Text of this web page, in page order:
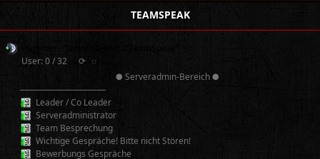
TEAMSPEAK
User: 0 / 32
⟳ ◌
● Serveradmin-Bereich ●
──────────
Leader / Co Leader
Serveradministrator
Team Besprechung
Wichtige Gespräche! Bitte nicht Stören!
Bewerbungs Gespräche